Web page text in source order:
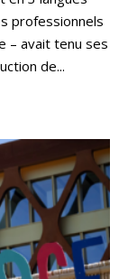
professionnels
– avait tenu ses
de...